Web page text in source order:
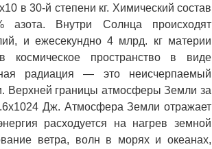
в 30-й степени кг. Химический состав
Внутри Солнца происходят
и ежесекундно 4 млрд. кг материи
космическое пространство в виде
радиация — это неисчерпаемый
Верхней границы атмосферы Земли за
Дж. Атмосфера Земли отражает
расходуется на нагрев земной
ветра, волн в морях и океанах,